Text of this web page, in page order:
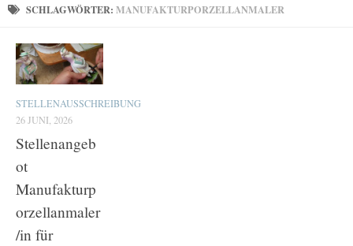
SCHLAGWÖRTER: MANUFAKTURPORZELLANMALER
STELLENAUSSCHREIBUNG
26 JUNI, 2026
Stellenangeb
ot
Manufakturp
orzellanmaler
/in für